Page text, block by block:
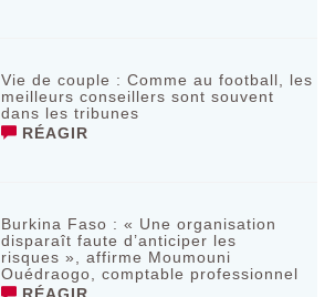
Vie de couple : Comme au football, les
meilleurs conseillers sont souvent
dans les tribunes
RÉAGIR
Burkina Faso : « Une organisation
disparaît faute d’anticiper les
risques », affirme Moumouni
Ouédraogo, comptable professionnel